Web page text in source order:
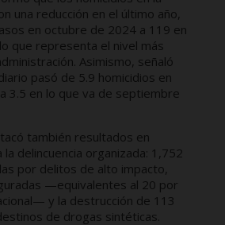
una reducción en el último año,
en octubre de 2024 a 119 en
que representa el nivel más
Asimismo, señaló
pasó de 5.9 homicidios en
3.5 en lo que va de septiembre
también resultados en
delincuencia organizada: 1,752
por delitos de alto impacto,
—equivalentes al 20 por
y la destrucción de 113
de drogas sintéticas.